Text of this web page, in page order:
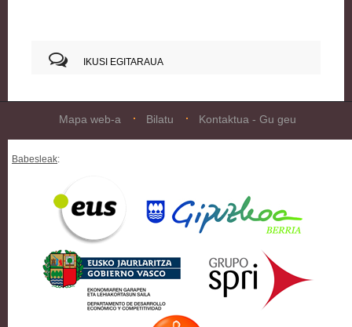
IKUSI EGITARAUA
Mapa web-a Bilatu Kontaktua - Gu geu
Babesleak: